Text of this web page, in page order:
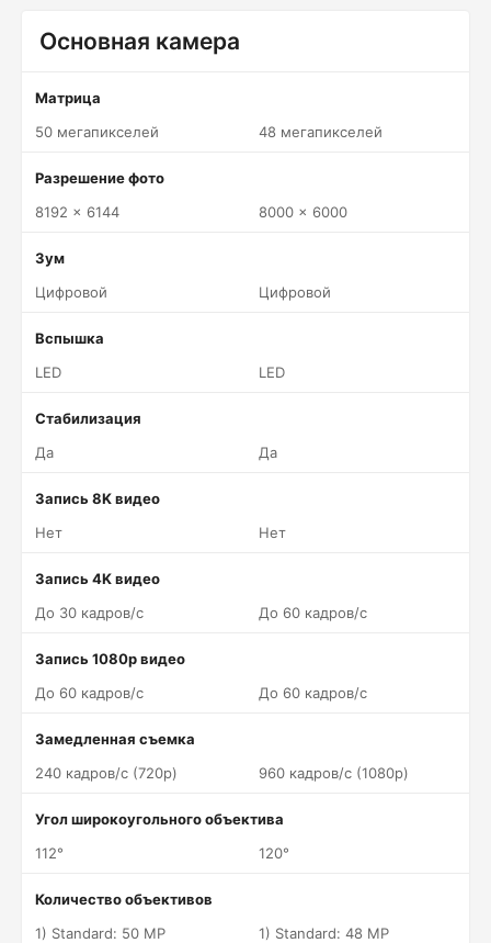
Основная камера
Матрица
50 мегапикселей
48 мегапикселей
Разрешение фото
8192 x 6144
8000 x 6000
Зум
Цифровой
Цифровой
Вспышка
LED
LED
Стабилизация
Да
Да
Запись 8K видео
Нет
Нет
Запись 4K видео
До 30 кадров/c
До 60 кадров/c
Запись 1080p видео
До 60 кадров/c
До 60 кадров/c
Замедленная съемка
240 кадров/c (720p)
960 кадров/c (1080p)
Угол широкоугольного объектива
112°
120°
Количество объективов
1) Standard: 50 MP
1) Standard: 48 MP